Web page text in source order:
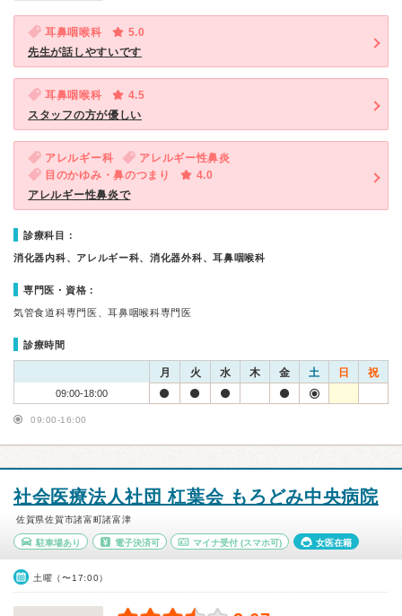
耳鼻咽喉科
5.0
先生が話しやすいです
耳鼻咽喉科
4.5
スタッフの方が優しい
アレルギー科
アレルギー性鼻炎
目のかゆみ・鼻のつまり
4.0
アレルギー性鼻炎で
診療科目：
消化器内科、アレルギー科、消化器外科、耳鼻咽喉科
専門医・資格：
気管食道科専門医、耳鼻咽喉科専門医
診療時間
月 火 水 木 金 土 日 祝
09:00-18:00
09:00-16:00
社会医療法人社団 杠葉会 もろどみ中央病院
佐賀県佐賀市諸富町諸富津
駐車場あり 電子決済可 マイナ受付 (スマホ可) 女医在籍
土曜（〜17:00）